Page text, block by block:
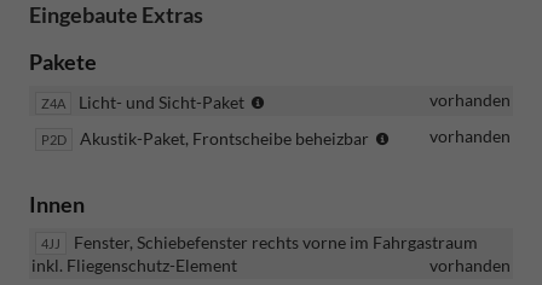
Eingebaute Extras
Pakete
Z4A Licht- und Sicht-Paket
Sicherheitsinnenspiegel
und
vorhanden
P2D Akustik-Paket, Frontscheibe beheizbar
(Frontscheibe
im
Fahrerhaus
vorhanden
Innen
4JJ
Fenster, Schiebefenster rechts vorne im Fahrgastraum
inkl. Fliegenschutz-Element
vorhanden